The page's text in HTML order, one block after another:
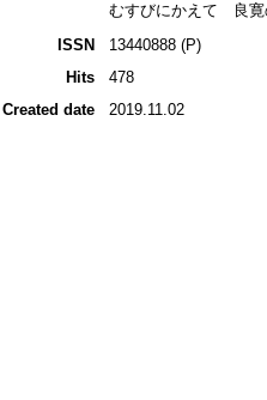
むすびにかえて 良寛
ISSN
13440888 (P)
Hits
478
Created date
2019.11.02